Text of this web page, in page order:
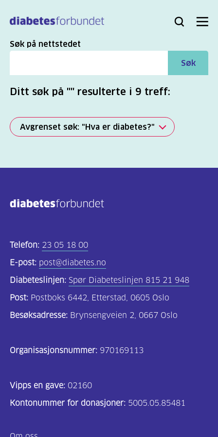
hovedinnhold
Bli
Logg
Søk Meny
Søk
Søk på nettstedet
Søk
Ditt søk på "" resulterte i 9 treff:
Avgrenset søk: "Hva er diabetes?"
(2817)
(863)
oppskrifter
(725)
til
deg
Om
(316)
For
Telefon: 23 05 18 00
E-post: post@diabetes.no
Diabeteslinjen: Spør Diabeteslinjen 815 21 948
Post: Postboks 6442, Etterstad, 0605 Oslo
Besøksadresse: Brynsengveien 2, 0667 Oslo
Organisasjonsnummer: 970169113
Vipps en gave: 02160
Kontonummer for donasjoner: 5005.05.85481